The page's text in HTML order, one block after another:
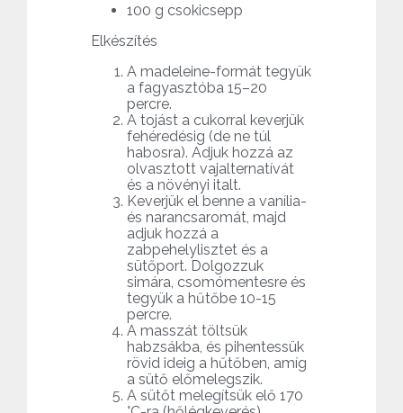
100 g csokicsepp
Elkészítés
A madeleine-formát tegyük
a fagyasztóba 15–20
percre.
A tojást a cukorral keverjük
fehéredésig (de ne túl
habosra). Adjuk hozzá az
olvasztott vajalternatívát
és a növényi italt.
Keverjük el benne a vanília-
és narancsaromát, majd
adjuk hozzá a
zabpehelylisztet és a
sütőport. Dolgozzuk
simára, csomómentesre és
tegyük a hűtőbe 10-15
percre.
A masszát töltsük
habzsákba, és pihentessük
rövid ideig a hűtőben, amíg
a sütő előmelegszik.
A sütőt melegítsük elő 170